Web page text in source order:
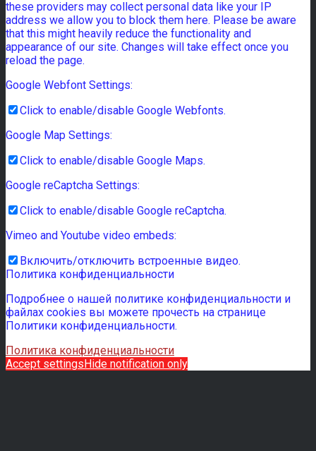
these providers may collect personal data like your IP
address we allow you to block them here. Please be aware
that this might heavily reduce the functionality and
appearance of our site. Changes will take effect once you
reload the page.
Google Webfont Settings:
Click to enable/disable Google Webfonts.
Google Map Settings:
Click to enable/disable Google Maps.
Google reCaptcha Settings:
Click to enable/disable Google reCaptcha.
Vimeo and Youtube video embeds:
Включить/отключить встроенные видео.
Политика конфиденциальности
Подробнее о нашей политике конфиденциальности и
файлах cookies вы можете прочесть на странице
Политики конфиденциальности.
Политика конфиденциальности
Accept settingsHide notification only